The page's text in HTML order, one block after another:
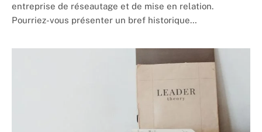
entreprise de réseautage et de mise en relation.
Pourriez-vous présenter un bref historique…